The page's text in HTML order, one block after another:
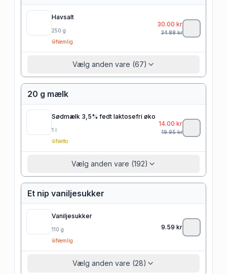
Havsalt
250 g
Nemlig
30.00 kr
34.88kr
Vælg anden vare (67)
20 g mælk
Sødmælk 3,5% fedt laktosefri øko
1 l
Netto
14.00 kr
19.95kr
Vælg anden vare (192)
Et nip vaniljesukker
Vaniljesukker
110 g
Nemlig
9.59 kr
Vælg anden vare (28)